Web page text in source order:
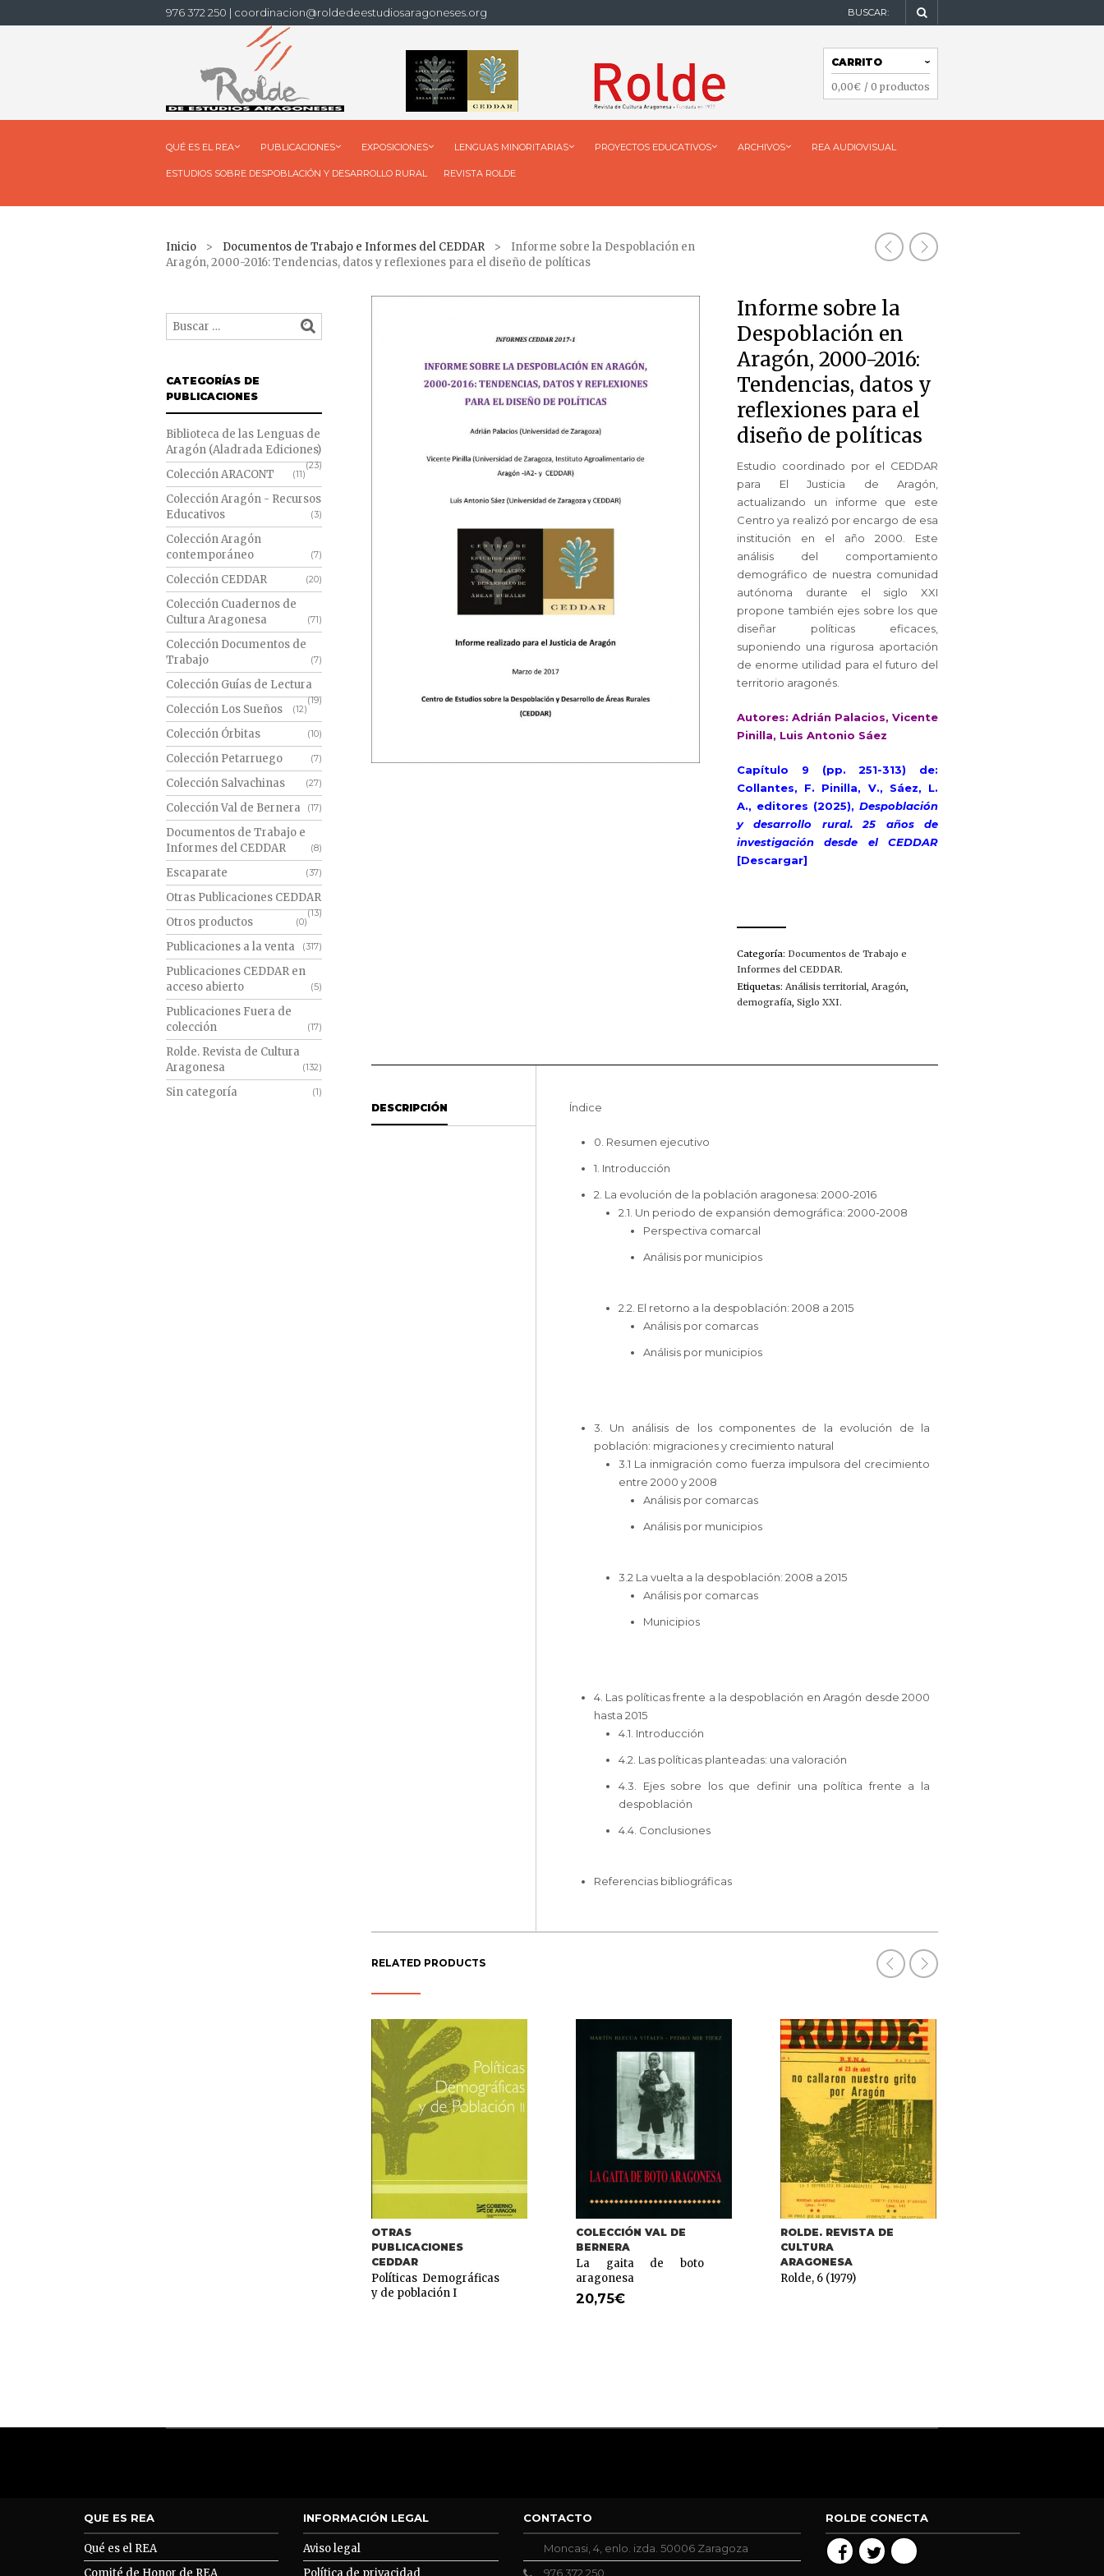
976 372 250 | coordinacion@roldedeestudiosaragoneses.org BUSCAR:
NAVEGACIÓN
CARRITO
0,00€ / 0 productos
QUÉ ES EL REA PUBLICACIONES EXPOSICIONES LENGUAS MINORITARIAS PROYECTOS EDUCATIVOS ARCHIVOS REA AUDIOVISUAL
ESTUDIOS SOBRE DESPOBLACIÓN Y DESARROLLO RURAL REVISTA ROLDE
Inicio > Documentos de Trabajo e Informes del CEDDAR> Informe sobre la Despoblación en
Aragón, 2000-2016: Tendencias, datos y reflexiones para el diseño de políticas
Informe sobre la
Despoblación en
Aragón, 2000-2016:
Tendencias, datos y
reflexiones para el
diseño de políticas
Estudio coordinado por el CEDDAR
para El Justicia de Aragón,
actualizando un informe que este
Centro ya realizó por encargo de esa
institución en el año 2000. Este
análisis del comportamiento
demográfico de nuestra comunidad
autónoma durante el siglo XXI
propone también ejes sobre los que
diseñar políticas eficaces,
suponiendo una rigurosa aportación
de enorme utilidad para el futuro del
territorio aragonés.
Autores: Adrián Palacios, Vicente
Pinilla, Luis Antonio Sáez
Capítulo 9 (pp. 251-313) de:
Collantes, F. Pinilla, V., Sáez, L.
A., editores (2025), Despoblación
y desarrollo rural. 25 años de
investigación desde el CEDDAR
[Descargar]
Categoría: Documentos de Trabajo e
Informes del CEDDAR.
Etiquetas: Análisis territorial, Aragón,
demografía, Siglo XXI.
DESCRIPCIÓN Índice
0. Resumen ejecutivo
1. Introducción
2. La evolución de la población aragonesa: 2000-2016
2.1. Un periodo de expansión demográfica: 2000-2008
Perspectiva comarcal
Análisis por municipios
2.2. El retorno a la despoblación: 2008 a 2015
Análisis por comarcas
Análisis por municipios
3. Un análisis de los componentes de la evolución de la
población: migraciones y crecimiento natural
3.1 La inmigración como fuerza impulsora del crecimiento
entre 2000 y 2008
Análisis por comarcas
Análisis por municipios
3.2 La vuelta a la despoblación: 2008 a 2015
Análisis por comarcas
Municipios
4. Las políticas frente a la despoblación en Aragón desde 2000
hasta 2015
4.1. Introducción
4.2. Las políticas planteadas: una valoración
4.3. Ejes sobre los que definir una política frente a la
despoblación
4.4. Conclusiones
Referencias bibliográficas
RELATED PRODUCTS
OTRAS
PUBLICACIONES
CEDDAR
Políticas Demográficas
y de población I
COLECCIÓN VAL DE
BERNERA
La gaita de boto
aragonesa
20,75€
ROLDE. REVISTA DE
CULTURA
ARAGONESA
Rolde, 6 (1979)
CATEGORÍAS DE
PUBLICACIONES
Biblioteca de las Lenguas de
Aragón (Aladrada Ediciones)
(23)
Colección ARACONT (11)
Colección Aragón - Recursos
Educativos
(3)
Colección Aragón
contemporáneo
(7)
Colección CEDDAR (20)
Colección Cuadernos de
Cultura Aragonesa
(71)
Colección Documentos de
Trabajo
(7)
Colección Guías de Lectura
(19)
Colección Los Sueños (12)
Colección Órbitas (10)
Colección Petarruego (7)
Colección Salvachinas (27)
Colección Val de Bernera (17)
Documentos de Trabajo e
Informes del CEDDAR
(8)
Escaparate (37)
Otras Publicaciones CEDDAR
(13)
Otros productos (0)
Publicaciones a la venta (317)
Publicaciones CEDDAR en
acceso abierto
(5)
Publicaciones Fuera de
colección
(17)
Rolde. Revista de Cultura
Aragonesa
(132)
Sin categoría (1)
QUE ES REA
Qué es el REA
Comité de Honor de REA
INFORMACIÓN LEGAL
Aviso legal
Política de privacidad
CONTACTO
Moncasi, 4, enlo. izda. 50006 Zaragoza
976 372 250
ROLDE CONECTA